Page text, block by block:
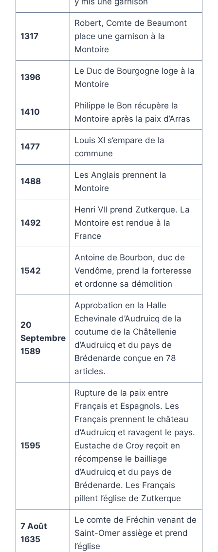
1317
Robert, Comte de Beaumont
place une garnison à la
Montoire
1396
Le Duc de Bourgogne loge à la
Montoire
1410
Philippe le Bon récupère la
Montoire après la paix d’Arras
1477
Louis XI s’empare de la
commune
1488
Les Anglais prennent la
Montoire
1492
Henri VII prend Zutkerque. La
Montoire est rendue à la
France
1542
Antoine de Bourbon, duc de
Vendôme, prend la forteresse
et ordonne sa démolition
20
Septembre
1589
Approbation en la Halle
Echevinale d’Audruicq de la
coutume de la Châtellenie
d’Audruicq et du pays de
Brédenarde conçue en 78
articles.
1595
Rupture de la paix entre
Français et Espagnols. Les
Français prennent le château
d’Audruicq et ravagent le pays.
Eustache de Croy reçoit en
récompense le bailliage
d’Audruicq et du pays de
Brédenarde. Les Français
pillent l’église de Zutkerque
7 Août
1635
Le comte de Fréchin venant de
Saint-Omer assiège et prend
l’église